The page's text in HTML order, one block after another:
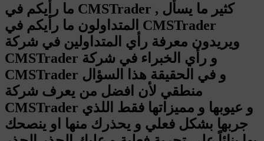
ما رأيكم في CMSTrader , كثير ما يسأل
المتداولون ما رأيكم في CMSTrader
ويريدون معرفة رأي المتداولين في شركة
CMSTrader و رأي الخبراء في شركة
CMSTrader و في الحقيقة هذا السؤال
منطقي لأن افضل من يعرف شركة
CMSTrader و عيوبها و مميزاتها فقط اللذي
جربها بشكل فعلي و يحذرك منها او ينصحك